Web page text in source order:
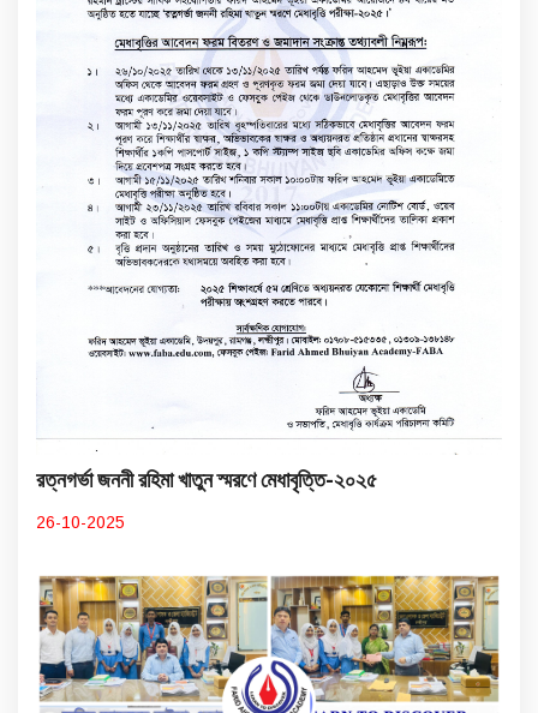
রত্নগর্ভা জননী রহিমা খাতুন স্মরণে মেধাবৃত্তি-২০২৫
26-10-2025